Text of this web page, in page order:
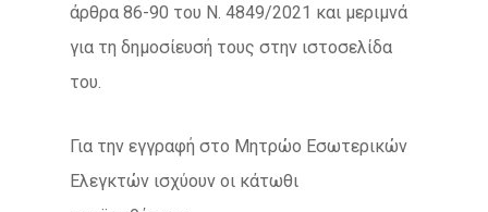
άρθρα 86-90 του Ν. 4849/2021 και μεριμνά
για τη δημοσίευσή τους στην ιστοσελίδα
του.
Για την εγγραφή στο Μητρώο Εσωτερικών
Ελεγκτών ισχύουν οι κάτωθι